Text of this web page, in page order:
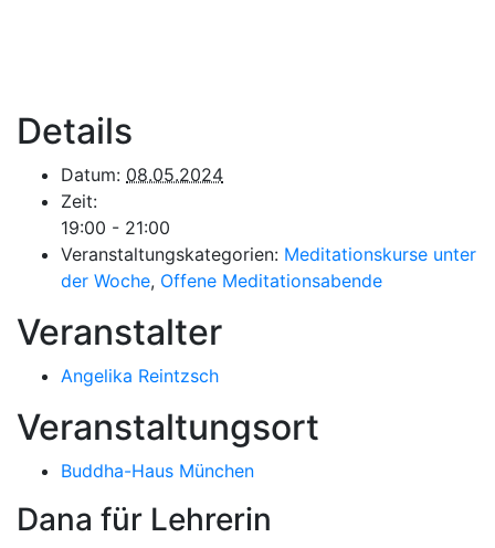
Details
Datum: 08.05.2024
Zeit:
19:00 - 21:00
Veranstaltungskategorien: Meditationskurse unter
der Woche, Offene Meditationsabende
Veranstalter
Angelika Reintzsch
Veranstaltungsort
Buddha-Haus München
Dana für Lehrerin